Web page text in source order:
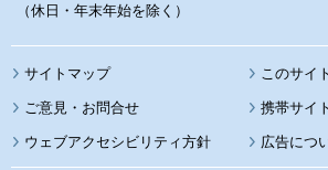
（休日・年末年始を除く）
サイトマップ このサイ
携帯サイト
ウェブアクセシビリティ方針 広告につ